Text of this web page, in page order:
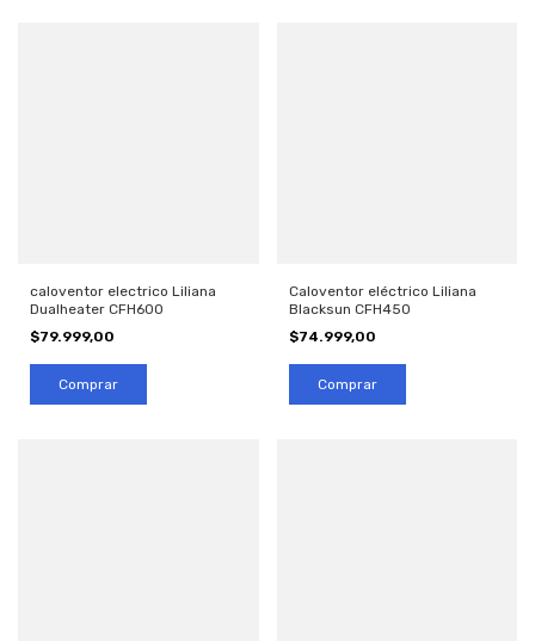
caloventor electrico Liliana
Dualheater CFH600
$79.999,00
Caloventor eléctrico Liliana
Blacksun CFH450
$74.999,00